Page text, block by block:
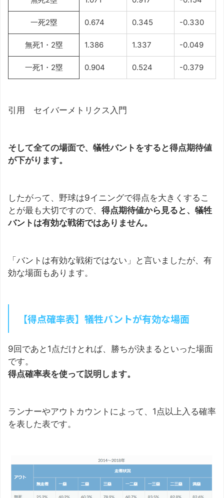
一死2塁 0.674 0.345 -0.330
無死1・2塁 1.386 1.337 -0.049
一死1・2塁 0.904 0.524 -0.379
引用 セイバーメトリクス入門
そして全ての場面で、犠牲バントをすると得点期待値
が下がります。
したがって、野球は9イニングで得点を大きくするこ
とが最も大切ですので、 得点期待値から見ると、犠牲
バントは有効な戦術ではありません。
「バントは有効な戦術ではない」と言いましたが、有
効な場面もあります。
【得点確率表】犠牲バントが有効な場面
9回であと1点だけとれば、勝ちが決まるといった場面
です。
得点確率表を使って説明します。
ランナーやアウトカウントによって、1点以上入る確率
を表した表です。